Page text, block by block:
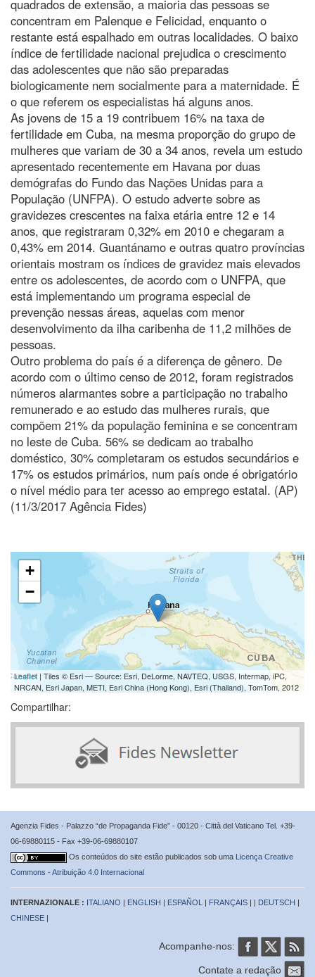
quadrados de extensão, a maioria das pessoas se
concentram em Palenque e Felicidad, enquanto o
restante está espalhado em outras localidades. O baixo
índice de fertilidade nacional prejudica o crescimento
das adolescentes que não são preparadas
biologicamente nem socialmente para a maternidade. É
o que referem os especialistas há alguns anos.
As jovens de 15 a 19 contribuem 16% na taxa de
fertilidade em Cuba, na mesma proporção do grupo de
mulheres que variam de 30 a 34 anos, revela um estudo
apresentado recentemente em Havana por duas
demógrafas do Fundo das Nações Unidas para a
População (UNFPA). O estudo adverte sobre as
gravidezes crescentes na faixa etária entre 12 e 14
anos, que registraram 0,32% em 2010 e chegaram a
0,43% em 2014. Guantánamo e outras quatro províncias
orientais mostram os índices de gravidez mais elevados
entre os adolescentes, de acordo com o UNFPA, que
está implementando um programa especial de
prevenção nessas áreas, aquelas com menor
desenvolvimento da ilha caribenha de 11,2 milhões de
pessoas.
Outro problema do país é a diferença de gênero. De
acordo com o último censo de 2012, foram registrados
números alarmantes sobre a participação no trabalho
remunerado e ao estudo das mulheres rurais, que
compõem 21% da população feminina e se concentram
no leste de Cuba. 56% se dedicam ao trabalho
doméstico, 30% completaram os estudos secundários e
17% os estudos primários, num país onde é obrigatório
o nível médio para ter acesso ao emprego estatal. (AP)
(11/3/2017 Agência Fides)
+
−
Leaflet | Tiles © Esri — Source: Esri, DeLorme, NAVTEQ, USGS, Intermap, iPC,
NRCAN, Esri Japan, METI, Esri China (Hong Kong), Esri (Thailand), TomTom, 2012
Compartilhar:
Agenzia Fides - Palazzo “de Propaganda Fide” - 00120 - Città del Vaticano Tel. +39-
06-69880115 - Fax +39-06-69880107
Os conteúdos do site estão publicados sob uma Licença Creative
Commons - Atribuição 4.0 Internacional
INTERNAZIONALE : ITALIANO | ENGLISH | ESPAÑOL | FRANÇAIS | | DEUTSCH |
CHINESE |
Acompanhe-nos:
Contate a redação